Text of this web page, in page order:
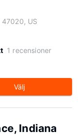
US
1 recensioner
Välj
Indiana